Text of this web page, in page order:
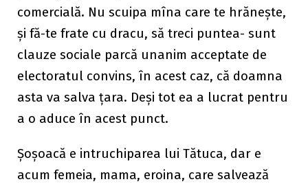
comercială. Nu scuipa mîna care te hrănește,
și fă-te frate cu dracu, să treci puntea- sunt
clauze sociale parcă unanim acceptate de
electoratul convins, în acest caz, că doamna
asta va salva țara. Deși tot ea a lucrat pentru
a o aduce în acest punct.
Șoșoacă e intruchiparea lui Tătuca, dar e
acum femeia, mama, eroina, care salvează